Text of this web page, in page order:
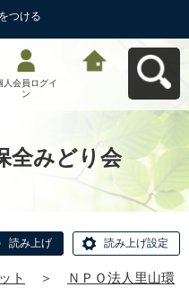
つける
人会員ログイ
ン
全みどり会
読み上げ 読み上げ設定
ト ＞
ＮＰＯ法人里山環